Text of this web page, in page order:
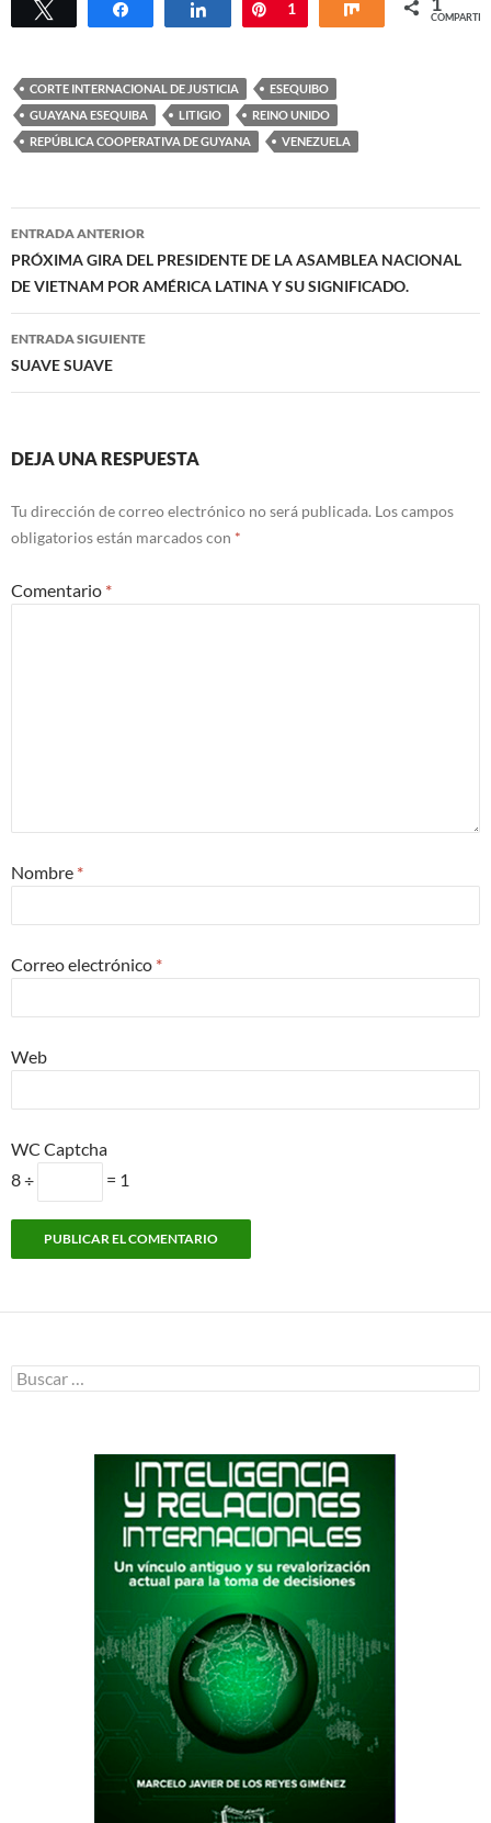
Twittear Compartir CompartirPin
1 CompartirCOMPARTIR
CORTE INTERNACIONAL DE JUSTICIA
ESEQUIBO
GUAYANA ESEQUIBA
LITIGIO
REINO UNIDO
REPÚBLICA COOPERATIVA DE GUYANA
VENEZUELA
Navegación
de
entradas
ENTRADA ANTERIOR
PRÓXIMA GIRA DEL PRESIDENTE DE LA ASAMBLEA NACIONAL
DE VIETNAM POR AMÉRICA LATINA Y SU SIGNIFICADO.
ENTRADA SIGUIENTE
SUAVE SUAVE
DEJA UNA RESPUESTA
Tu dirección de correo electrónico no será publicada. Los campos
obligatorios están marcados con *
Comentario *
Nombre *
Correo electrónico *
Web
WC Captcha
8 ÷
= 1
Buscar: